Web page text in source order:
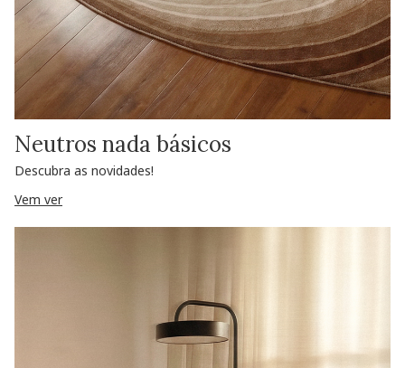
Neutros nada básicos
Descubra as novidades!
Vem ver